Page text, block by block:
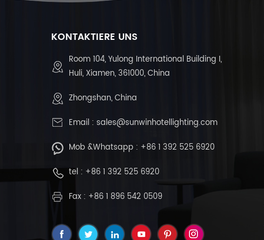
KONTAKTIERE UNS
Room 104, Yulong International Building I,
Huli, Xiamen, 361000, China
Zhongshan, China
Email : sales@sunwinhotellighting.com
Mob &Whatsapp : +86 1 392 525 6920
tel : +86 1 392 525 6920
Fax : +86 1 896 542 0509